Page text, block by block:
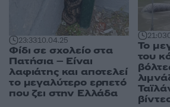
23:3310.04.25
Φίδι σε σχολείο στα
Πατήσια – Είναι
λαφιάτης και αποτελεί
το μεγαλύτερο ερπετό
που ζει στην Ελλάδα
21:03
Το
του